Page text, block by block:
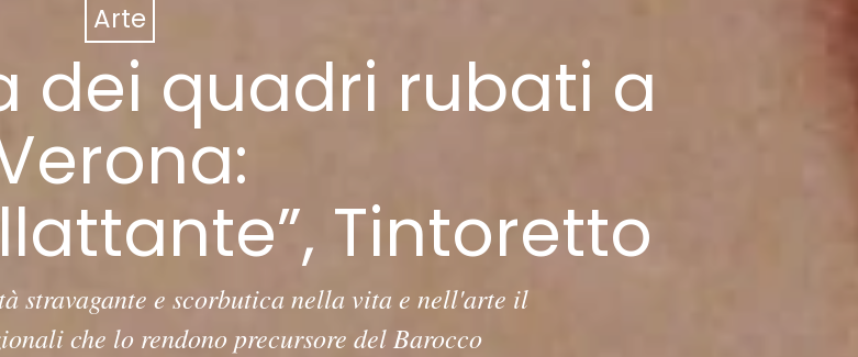
Arte
dei quadri rubati a
Tintoretto
stravagante e scorbutica nella vita e nell'arte il
che lo rendono precursore del Barocco